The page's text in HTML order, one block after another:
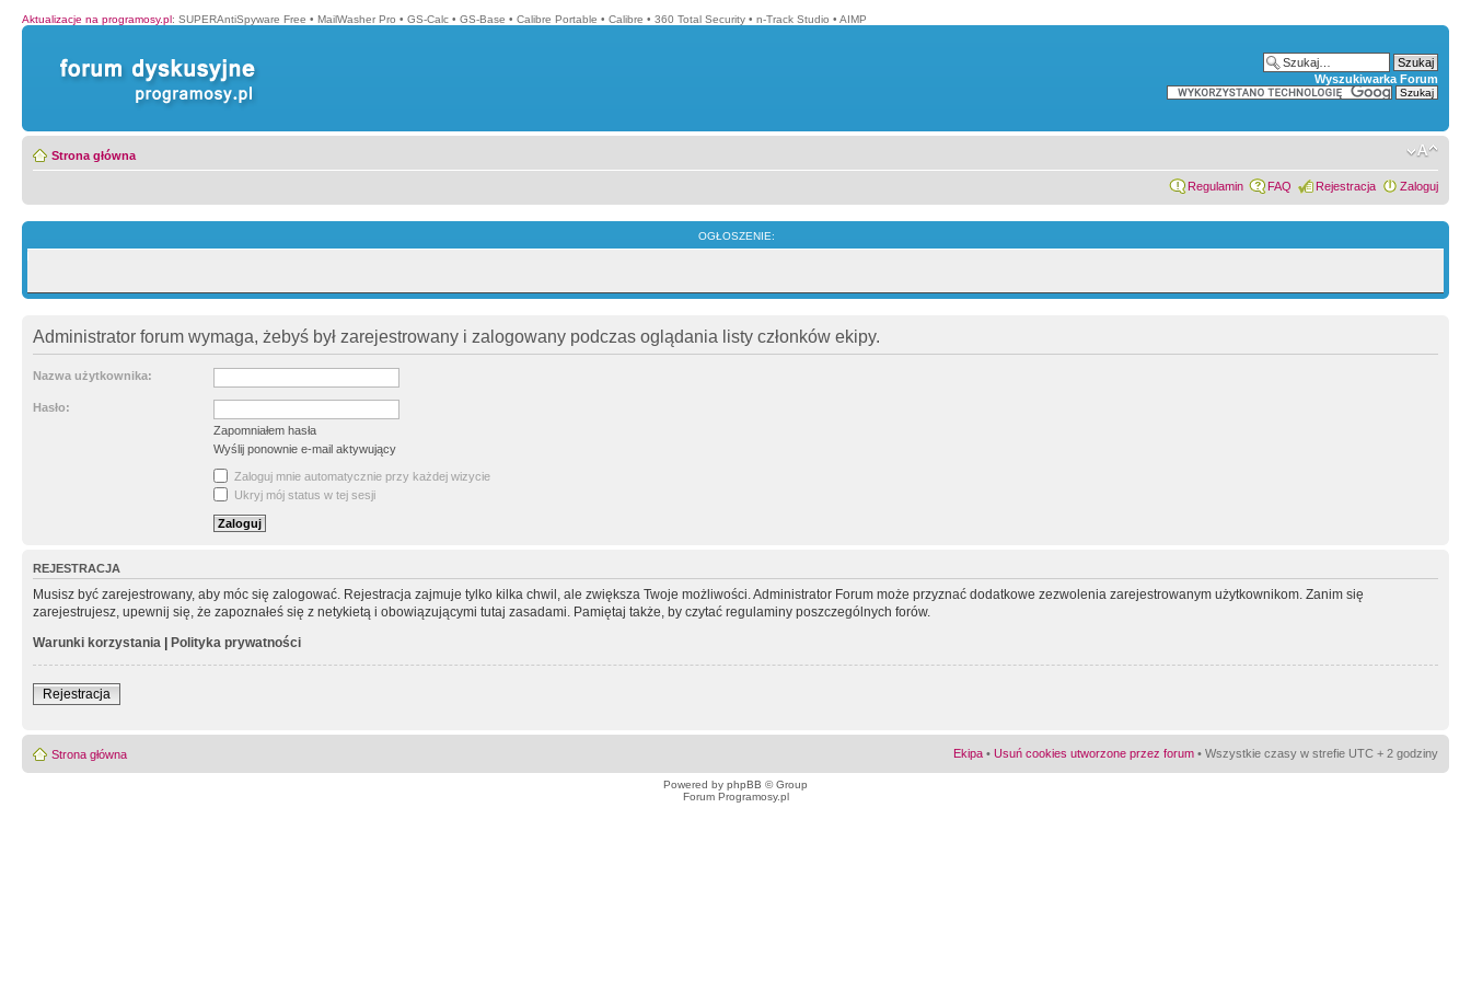
Aktualizacje na programosy.pl: SUPERAntiSpyware Free • MailWasher Pro • GS-Calc • GS-Base • Calibre Portable • Calibre • 360 Total Security • n-Track Studio • AIMP
Wyszukiwarka Forum
Strona główna
Regulamin FAQ Rejestracja Zaloguj
OGŁOSZENIE:
Administrator forum wymaga, żebyś był zarejestrowany i zalogowany podczas oglądania listy członków ekipy.
Nazwa użytkownika:
Hasło:
Zapomniałem hasła
Wyślij ponownie e-mail aktywujący
Zaloguj mnie automatycznie przy każdej wizycie
Ukryj mój status w tej sesji
REJESTRACJA
Musisz być zarejestrowany, aby móc się zalogować. Rejestracja zajmuje tylko kilka chwil, ale zwiększa Twoje możliwości. Administrator Forum może przyznać dodatkowe zezwolenia zarejestrowanym użytkownikom. Zanim się
zarejestrujesz, upewnij się, że zapoznałeś się z netykietą i obowiązującymi tutaj zasadami. Pamiętaj także, by czytać regulaminy poszczególnych forów.
Warunki korzystania | Polityka prywatności
Rejestracja
Strona główna Ekipa • Usuń cookies utworzone przez forum • Wszystkie czasy w strefie UTC + 2 godziny
Powered by phpBB © Group
Forum Programosy.pl